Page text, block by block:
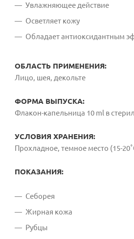
Увлажняющее действие
Осветляет кожу
Обладает антиоксидантным
ОБЛАСТЬ ПРИМЕНЕНИЯ:
Лицо, шея, декольте
ФОРМА ВЫПУСКА:
Флакон-капельница 10 ml в
УСЛОВИЯ ХРАНЕНИЯ:
Прохладное, темное место (15-
ПОКАЗАНИЯ:
Себорея
Жирная кожа
Рубцы